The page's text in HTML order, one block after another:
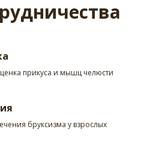
прикуса и мышц челюсти
бруксизма у взрослых